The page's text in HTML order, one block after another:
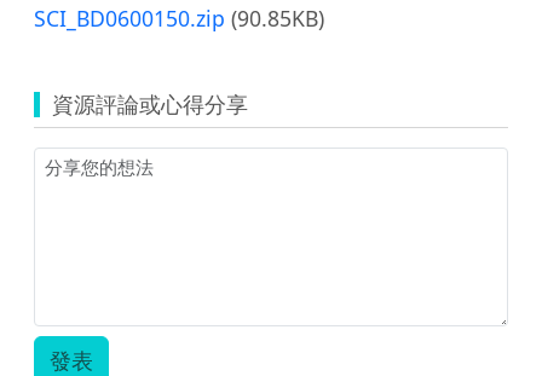
SCI_BD0600150.zip (90.85KB)
資源評論或心得分享
發表